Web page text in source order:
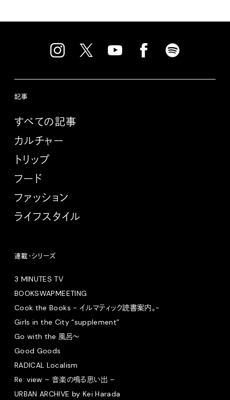
記事
すべての記事
カルチャー
トリップ
フード
ファッション
ライフスタイル
連載・シリーズ
3 MINUTES TV
BOOKSWAPMEETING
Cook the Books - イルマティック読書案内。-
Girls in the City “supplement”
Go with the 風呂〜
Good Goods
RADICAL Localism
Re: view – 音楽の鳴る思い出 –
URBAN ARCHIVE by Kei Harada